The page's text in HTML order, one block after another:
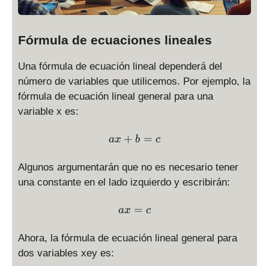
Fórmula de ecuaciones lineales
Una fórmula de ecuación lineal dependerá del
número de variables que utilicemos. Por ejemplo, la
fórmula de ecuación lineal general para una
variable x es:
\displaystyle ax + b = c
ax + b = c
Algunos argumentarán que no es necesario tener
una constante en el lado izquierdo y escribirán:
\displaystyle ax = c
ax = c
Ahora, la fórmula de ecuación lineal general para
dos variables xey es: